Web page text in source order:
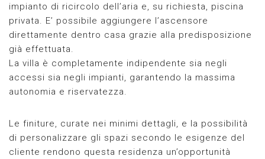
impianto di ricircolo dell’aria e, su richiesta, piscina
privata. E’ possibile aggiungere l’ascensore
direttamente dentro casa grazie alla predisposizione
già effettuata.
La villa è completamente indipendente sia negli
accessi sia negli impianti, garantendo la massima
autonomia e riservatezza.
Le finiture, curate nei minimi dettagli, e la possibilità
di personalizzare gli spazi secondo le esigenze del
cliente rendono questa residenza un’opportunità